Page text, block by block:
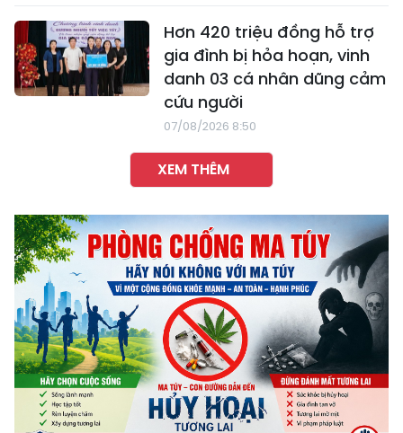
Hơn 420 triệu đồng hỗ trợ
gia đình bị hỏa hoạn, vinh
danh 03 cá nhân dũng cảm
cứu người
07/08/2026 8:50
XEM THÊM